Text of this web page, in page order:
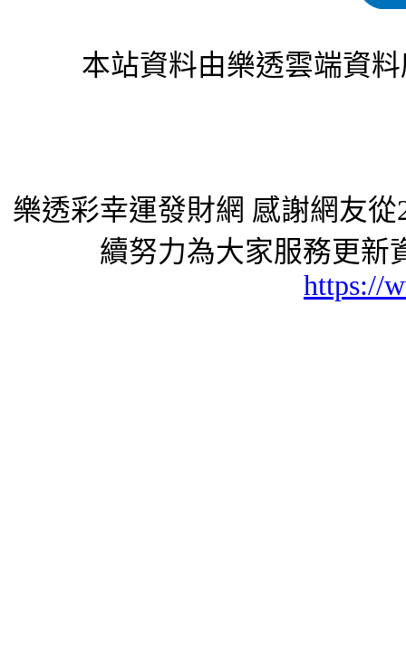
本站資料由樂透雲端資
樂透彩幸運發財網 感謝網友
續努力為大家服務更新
https://